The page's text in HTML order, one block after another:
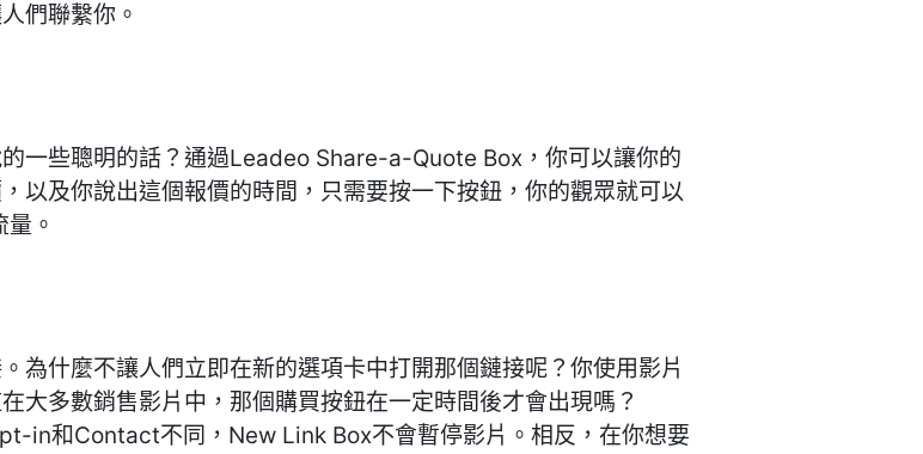
們聯繫你。
一些聰明的話？通過Leadeo Share-a-Quote Box，你可以讓你的
以及你說出這個報價的時間，只需要按一下按鈕，你的觀眾就可以
。
為什麼不讓人們立即在新的選項卡中打開那個鏈接呢？你使用影片
大多數銷售影片中，那個購買按鈕在一定時間後才會出現嗎？
in和Contact不同，New Link Box不會暫停影片。相反，在你想要